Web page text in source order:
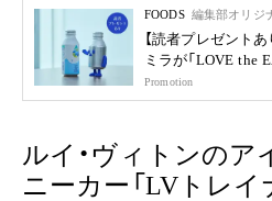
FOODS 編集部オリジ
【読者プレゼント
ミラが「LOVE the
来
Promotion
ルイ・ヴィトンのア
ニーカー「LVトレイ